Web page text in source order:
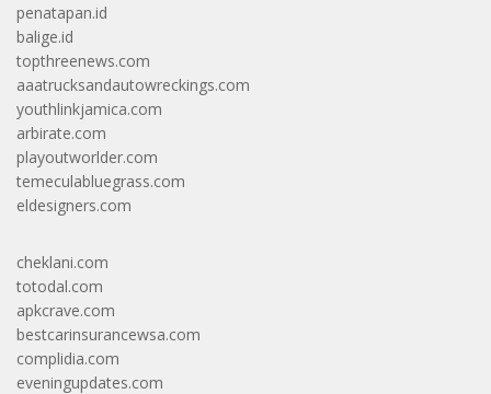
penatapan.id
balige.id
topthreenews.com
aaatrucksandautowreckings.com
youthlinkjamica.com
arbirate.com
playoutworlder.com
temeculabluegrass.com
eldesigners.com
cheklani.com
totodal.com
apkcrave.com
bestcarinsurancewsa.com
complidia.com
eveningupdates.com